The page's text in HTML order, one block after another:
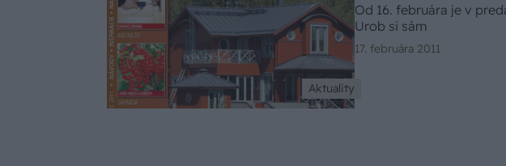
Aktuality
Od 16. februára je v
Urob si sám
17. februára 2011